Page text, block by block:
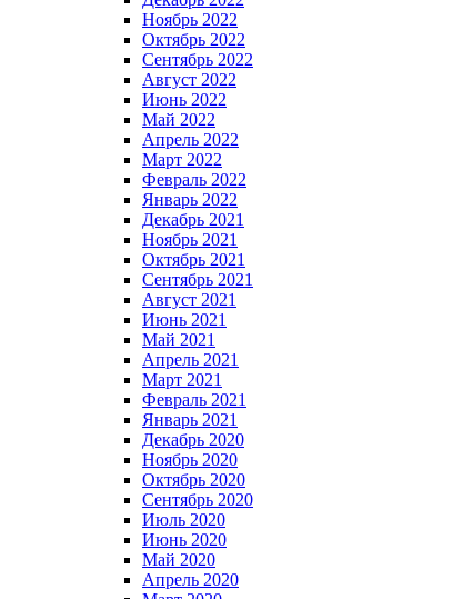
Ноябрь 2022
Октябрь 2022
Сентябрь 2022
Август 2022
Июнь 2022
Май 2022
Апрель 2022
Март 2022
Февраль 2022
Январь 2022
Декабрь 2021
Ноябрь 2021
Октябрь 2021
Сентябрь 2021
Август 2021
Июнь 2021
Май 2021
Апрель 2021
Март 2021
Февраль 2021
Январь 2021
Декабрь 2020
Ноябрь 2020
Октябрь 2020
Сентябрь 2020
Июль 2020
Июнь 2020
Май 2020
Апрель 2020